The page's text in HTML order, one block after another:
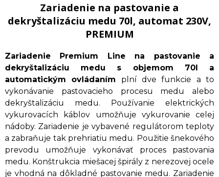
Zariadenie na pastovanie a
dekryštalizáciu medu 70l, automat 230V,
PREMIUM
Zariadenie Premium Line na pastovanie a
dekryštalizáciu medu s objemom 70l a
automatickým ovládaním plní dve funkcie a to
vykonávanie pastovacieho procesu medu alebo
dekryštalizáciu medu. Používanie elektrických
vykurovacích káblov umožňuje vykurovanie celej
nádoby. Zariadenie je vybavené regulátorom teploty
a zabraňuje tak prehriatiu medu. Použitie šnekového
prevodu umožňuje vykonávať proces pastovania
medu. Konštrukcia miešacej špirály z nerezovej ocele
je vhodná na dôkladné pastovanie medu. Zariadenie